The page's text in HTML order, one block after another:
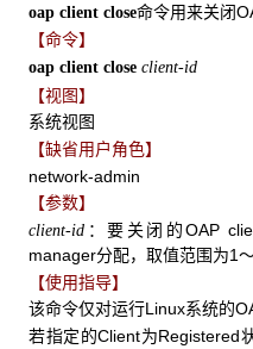
oap client close命令用来关闭
【命令】
oap client close client-id
【视图】
系统视图
【缺省用户角色】
network-admin
【参数】
client-id ：要关闭的OAP
manager分配，取值范围为1～
【使用指导】
该命令仅对运行Linux系统的
若指定的Client为Registered